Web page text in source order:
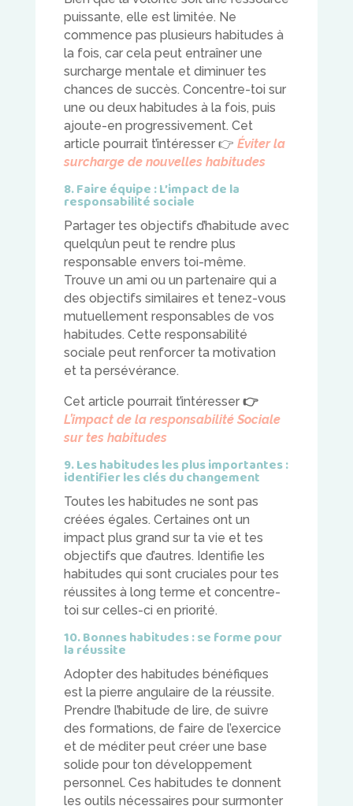
puissante, elle est limitée. Ne
commence pas plusieurs habitudes à
la fois, car cela peut entraîner une
surcharge mentale et diminuer tes
chances de succès. Concentre-toi sur
une ou deux habitudes à la fois, puis
ajoute-en progressivement. Cet
article pourrait t’intéresser 👉 Éviter la
surcharge de nouvelles habitudes
8. Faire équipe : L’impact de la
responsabilité sociale
Partager tes objectifs d’habitude avec
quelqu’un peut te rendre plus
responsable envers toi-même.
Trouve un ami ou un partenaire qui a
des objectifs similaires et tenez-vous
mutuellement responsables de vos
habitudes. Cette responsabilité
sociale peut renforcer ta motivation
et ta persévérance.
Cet article pourrait t’intéresser 👉
L’impact de la responsabilité Sociale
sur tes habitudes
9. Les habitudes les plus importantes :
identifier les clés du changement
Toutes les habitudes ne sont pas
créées égales. Certaines ont un
impact plus grand sur ta vie et tes
objectifs que d’autres. Identifie les
habitudes qui sont cruciales pour tes
réussites à long terme et concentre-
toi sur celles-ci en priorité.
10. Bonnes habitudes : se forme pour
la réussite
Adopter des habitudes bénéfiques
est la pierre angulaire de la réussite.
Prendre l’habitude de lire, de suivre
des formations, de faire de l’exercice
et de méditer peut créer une base
solide pour ton développement
personnel. Ces habitudes te donnent
les outils nécessaires pour surmonter